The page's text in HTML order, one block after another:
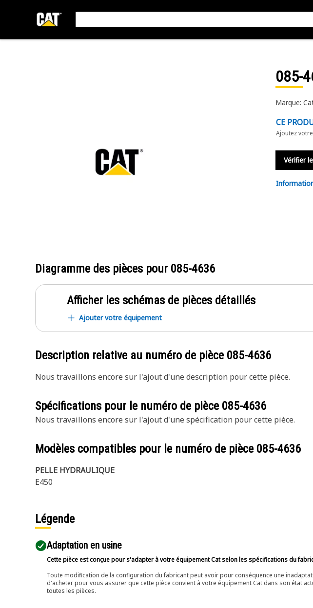
085-
Marque:
CE
Ajoutez
Vérifier
Diagramme des pièces pour 085-4636
Afficher les schémas de pièces détaillés
Ajouter votre équipement
Description relative au numéro de pièce 085-4636
Nous travaillons encore sur l'ajout d'une description pour cette pièce.
Spécifications pour le numéro de pièce 085-4636
Nous travaillons encore sur l'ajout d'une spécification pour cette pièce.
Modèles compatibles pour le numéro de pièce 085-4636
PELLE HYDRAULIQUE
E450
Légende
Adaptation en usine
Cette pièce est conçue pour s'adapter à votre équipement Cat selon les spécifications du
Toute modification de la configuration du fabricant peut avoir pour conséquence une
d'acheter pour vous assurer que cette pièce convient à votre équipement Cat dans son état
toutes les pièces.